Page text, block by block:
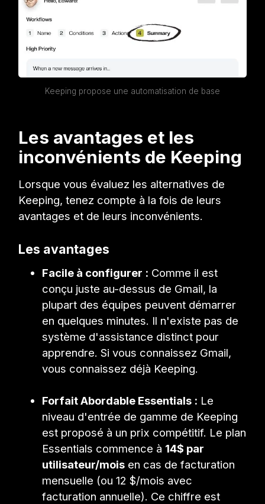
Keeping propose une automatisation de base
Les avantages et les
inconvénients de Keeping
Lorsque vous évaluez les alternatives de
Keeping, tenez compte à la fois de leurs
avantages et de leurs inconvénients.
Les avantages
Facile à configurer : Comme il est
conçu juste au-dessus de Gmail, la
plupart des équipes peuvent démarrer
en quelques minutes. Il n'existe pas de
système d'assistance distinct pour
apprendre. Si vous connaissez Gmail,
vous connaissez déjà Keeping.
Forfait Abordable Essentials : Le
niveau d'entrée de gamme de Keeping
est proposé à un prix compétitif. Le plan
Essentials commence à 14$ par
utilisateur/mois en cas de facturation
mensuelle (ou 12 $/mois avec
facturation annuelle). Ce chiffre est